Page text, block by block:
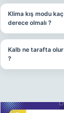
Klima kış modu kaç
derece olmalı ?
Kalb ne tarafta olur
?